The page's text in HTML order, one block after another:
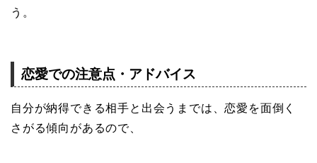
う。
恋愛での注意点・アドバイス
自分が納得できる相手と出会うまでは、恋愛を面倒く
さがる傾向があるので、